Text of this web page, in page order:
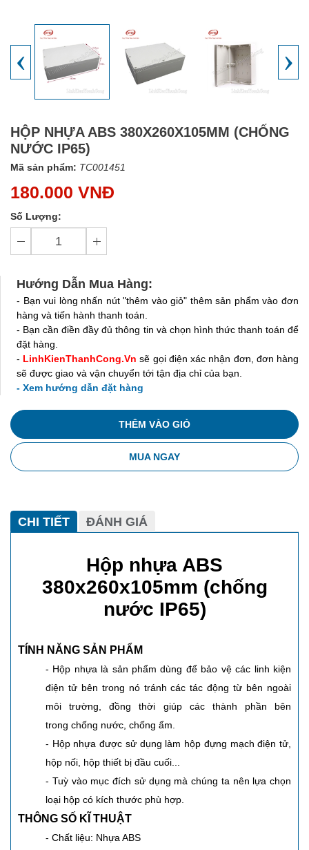
‹ ›
HỘP NHỰA ABS 380X260X105MM (CHỐNG
NƯỚC IP65)
Mã sản phẩm: TC001451
180.000 VNĐ
Số Lượng:
Hướng Dẫn Mua Hàng:
- Bạn vui lòng nhấn nút "thêm vào giỏ" thêm sản phẩm vào đơn
hàng và tiến hành thanh toán.
- Bạn cần điền đầy đủ thông tin và chọn hình thức thanh toán để
đặt hàng.
- LinhKienThanhCong.Vn sẽ gọi điện xác nhận đơn, đơn hàng
sẽ được giao và vận chuyển tới tận địa chỉ của bạn.
- Xem hướng dẫn đặt hàng
THÊM VÀO GIỎ
MUA NGAY
CHI TIẾT ĐÁNH GIÁ
Hộp nhựa ABS
380x260x105mm (chống
nước IP65)
TÍNH NĂNG SẢN PHẨM
- Hộp nhựa là sản phẩm dùng để bảo vệ các linh kiện
điện tử bên trong nó tránh các tác động từ bên ngoài
môi trường, đồng thời giúp các thành phần bên
trong chống nước, chống ẩm.
- Hộp nhựa được sử dụng làm hộp đựng mạch điện tử,
hộp nối, hộp thiết bị đầu cuối...
- Tuỳ vào mục đích sử dụng mà chúng ta nên lựa chọn
loại hộp có kích thước phù hợp.
THÔNG SỐ KĨ THUẬT
- Chất liệu: Nhựa ABS